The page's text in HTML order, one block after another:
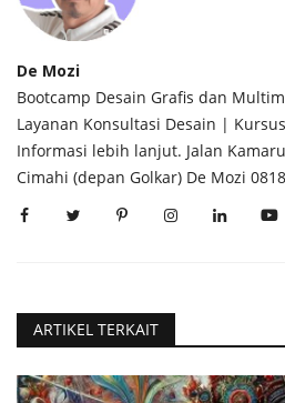
De Mozi
Bootcamp Desain Grafis dan
Layanan Konsultasi Desain |
Informasi lebih lanjut. Jalan
Cimahi (depan Golkar) De Mozi
ARTIKEL TERKAIT